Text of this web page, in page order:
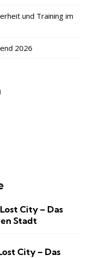
und Training im
2026
City – Das
Stadt
City – Das